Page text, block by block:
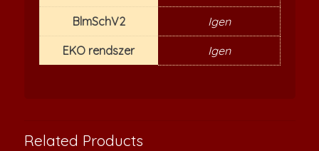
BlmSchV2 Igen
EKO rendszer Igen
Related Products